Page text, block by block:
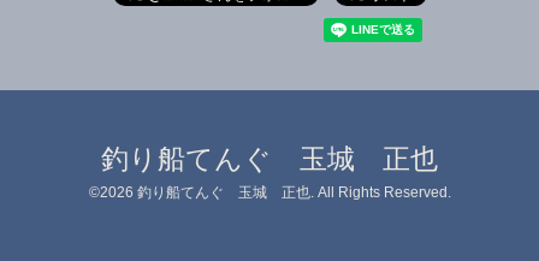
釣り船てんぐ 玉城 正也
©2026 釣り船てんぐ 玉城 正也. All Rights Reserved.